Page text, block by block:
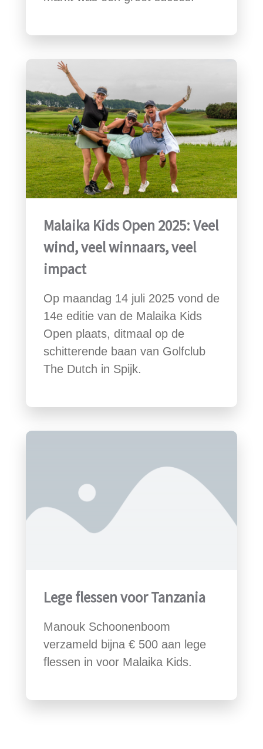
Malaika Kids Open 2025: Veel
wind, veel winnaars, veel
impact
Op maandag 14 juli 2025 vond de
14e editie van de Malaika Kids
Open plaats, ditmaal op de
schitterende baan van Golfclub
The Dutch in Spijk.
Lege flessen voor Tanzania
Manouk Schoonenboom
verzameld bijna € 500 aan lege
flessen in voor Malaika Kids.